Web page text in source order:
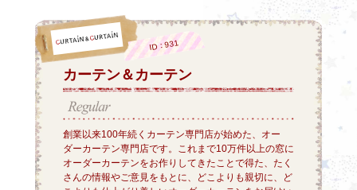
カーテン＆カーテン
ID：931
創業以来100年続くカーテン専門店が始めた、オー
ダーカーテン専門店です。これまで10万件以上の窓に
オーダーカーテンをお作りしてきたことで得た、たく
さんの情報やご意見をもとに、どこよりも親切に、ど